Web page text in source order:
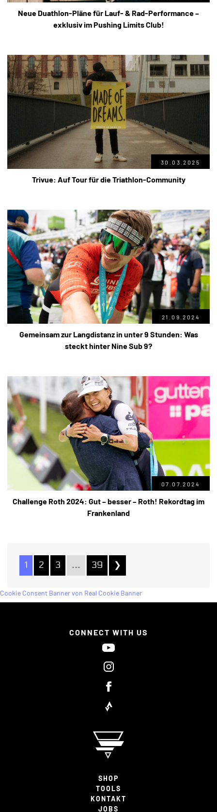
Neue Duathlon-Pläne für Lauf- & Rad-Performance –
exklusiv im Pushing Limits Club!
30.03.2025
Trivue: Auf Tour für die Triathlon-Community
21.09.2024
Gemeinsam zur Langdistanz in unter 9 Stunden: Was
steckt hinter Nine Sub 9?
07.07.2024
Challenge Roth 2024: Gut – besser – Roth! Rekordtag im
Frankenland
1 2 3 … 39 ❯
CONNECT WITH US
SHOP
TOOLS
KONTAKT
JOBS
Cookie Consent Banner von Real Cookie Banner